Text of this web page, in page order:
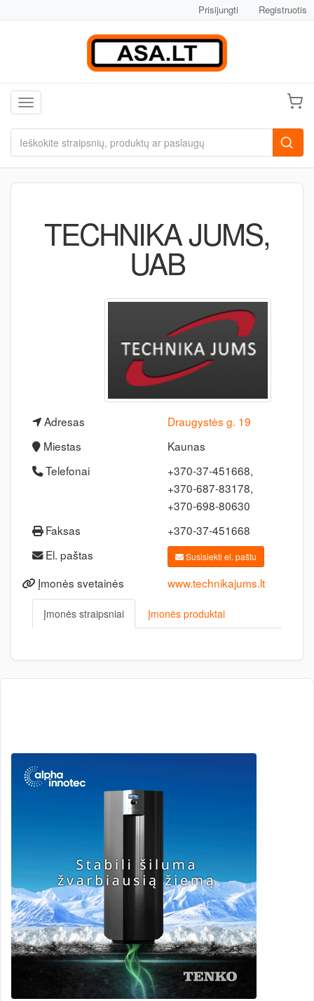
Prisijungti Registruotis
Toggle navigation
TECHNIKA JUMS,
UAB
Adresas
Draugystės g. 19
Miestas
Kaunas
Telefonai
+370-37-451668,
+370-687-83178,
+370-698-80630
Faksas
+370-37-451668
El. paštas
Susisiekti el. paštu
Įmonės svetainės www.technikajums.lt
Įmonės straipsniai Įmonės produktai